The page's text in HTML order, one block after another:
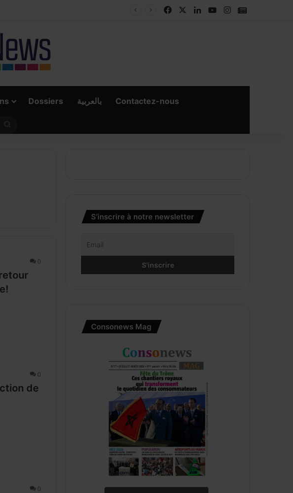
gagnant de Damane Payment FacebookLinkedinYouTubeInstagram
Dossiers بالعربية Contactez-nous
0
0
de
0
S’inscrire à notre newsletter
Consonews Mag